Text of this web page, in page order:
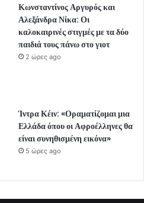
Κωνσταντίνος Αργυρός και
Αλεξάνδρα Νίκα: Οι
καλοκαιρινές στιγμές με τα δύο
παιδιά τους πάνω στο γιοτ
2 ώρες ago
Ίντρα Κέιν: «Οραματίζομαι μια
Ελλάδα όπου οι Αφροέλληνες θα
είναι συνηθισμένη εικόνα»
5 ώρες ago